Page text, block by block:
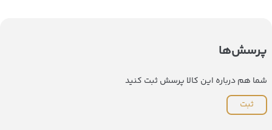
پرسش‌ها
شما هم درباره این کالا پرسش ثبت کنید
ثبت